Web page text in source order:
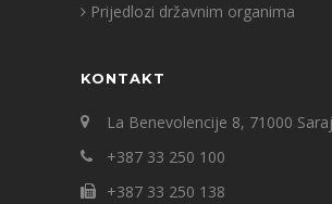
Prijedlozi državnim organima
KONTAKT
La Benevolencije 8, 71000
+387 33 250 100
+387 33 250 138